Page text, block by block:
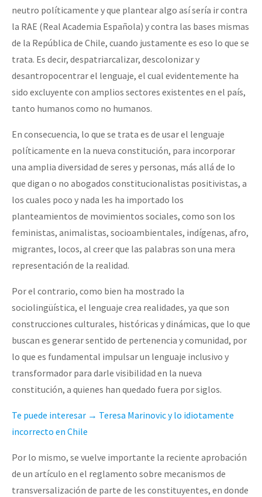
neutro políticamente y que plantear algo así sería ir contra
la RAE (Real Academia Española) y contra las bases mismas
de la República de Chile, cuando justamente es eso lo que se
trata. Es decir, despatriarcalizar, descolonizar y
desantropocentrar el lenguaje, el cual evidentemente ha
sido excluyente con amplios sectores existentes en el país,
tanto humanos como no humanos.
En consecuencia, lo que se trata es de usar el lenguaje
políticamente en la nueva constitución, para incorporar
una amplia diversidad de seres y personas, más allá de lo
que digan o no abogados constitucionalistas positivistas, a
los cuales poco y nada les ha importado los
planteamientos de movimientos sociales, como son los
feministas, animalistas, socioambientales, indígenas, afro,
migrantes, locos, al creer que las palabras son una mera
representación de la realidad.
Por el contrario, como bien ha mostrado la
sociolingüística, el lenguaje crea realidades, ya que son
construcciones culturales, históricas y dinámicas, que lo que
buscan es generar sentido de pertenencia y comunidad, por
lo que es fundamental impulsar un lenguaje inclusivo y
transformador para darle visibilidad en la nueva
constitución, a quienes han quedado fuera por siglos.
Te puede interesar → Teresa Marinovic y lo idiotamente
incorrecto en Chile
Por lo mismo, se vuelve importante la reciente aprobación
de un artículo en el reglamento sobre mecanismos de
transversalización de parte de les constituyentes, en donde